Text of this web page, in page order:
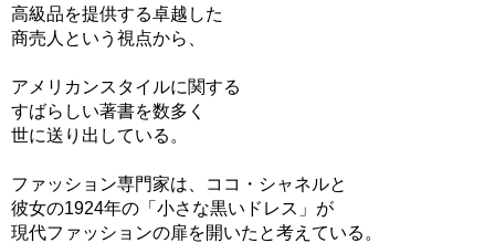
高級品を提供する卓越した
商売人という視点から、
アメリカンスタイルに関する
すばらしい著書を数多く
世に送り出している。
ファッション専門家は、ココ・シャネルと
彼女の1924年の「小さな黒いドレス」が
現代ファッションの扉を開いたと考えている。